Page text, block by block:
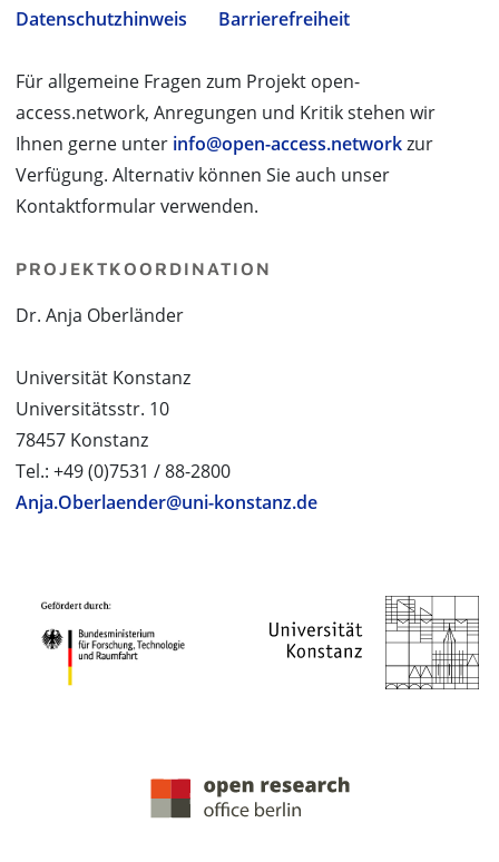
Datenschutzhinweis
Barrierefreiheit
Für allgemeine Fragen zum Projekt open-
access.network, Anregungen und Kritik stehen wir
Ihnen gerne unter info@open-access.networkzur
Verfügung. Alternativ können Sie auch unser
Kontaktformular verwenden.
PROJEKTKOORDINATION
Dr. Anja Oberländer
Universität Konstanz
Universitätsstr. 10
78457 Konstanz
Tel.: +49 (0)7531 / 88-2800
Anja.Oberlaender@uni-konstanz.de